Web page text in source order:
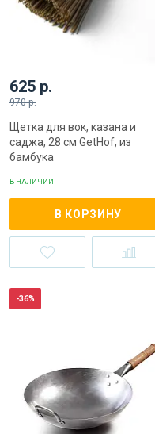
625 р.
970 р.
Щетка для вок, казана и
саджа, 28 см GetHof, из
бамбука
В НАЛИЧИИ
В КОРЗИНУ
-36%